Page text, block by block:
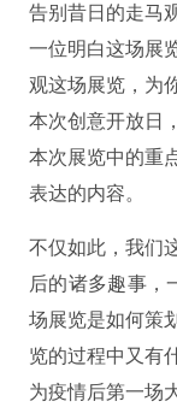
告别昔日的走马
一位明白这场展
观这场展览， 为
本次创意开放日
本次展览中的重
表达的内容。
不仅如此，我们
后的诸多趣事
场展览是如何策
览的过程中又有
为疫情后第一场